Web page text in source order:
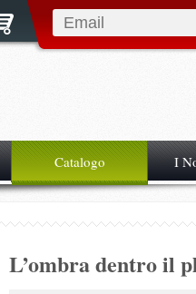
Catalogo I
L’ombra dentro il